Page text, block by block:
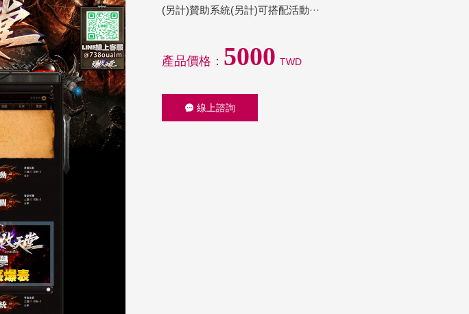
(另計)贊助系統(另計)可搭配活動···
產品價格： 5000 TWD
線上諮詢